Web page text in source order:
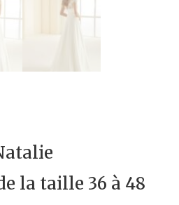
la taille 36 à 48